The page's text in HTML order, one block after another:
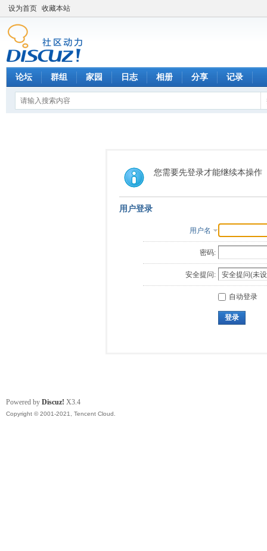
设为首页 收藏本站
论坛 群组 家园 日志 相册 分享 记录
您需要先登录才能继续本操作
用户登录
用户名
密码:
安全提问:
自动登录
登录
Powered by Discuz! X3.4
Copyright © 2001-2021, Tencent Cloud.